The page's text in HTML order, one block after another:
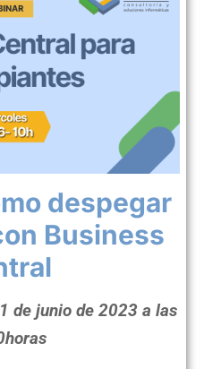
despegar
Business
de junio de 2023 a las